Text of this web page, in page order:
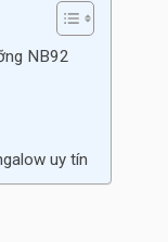
NB92
uy tín